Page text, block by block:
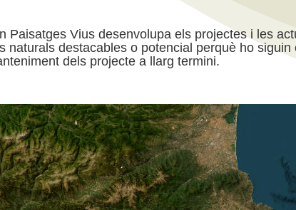
Paisatges Vius desenvolupa els projectes i les
naturals destacables o potencial perquè ho siguin
dels projecte a llarg termini.